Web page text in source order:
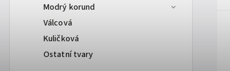
Modrý korund
Válcová
Kuličková
Ostatní tvary